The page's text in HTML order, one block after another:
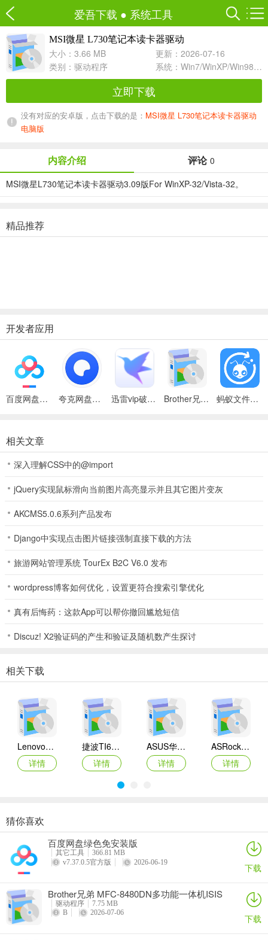
爱吾下载 ● 系统工具
MSI微星 L730笔记本读卡器驱动
3.09 For WinXP-32/Vista-32
大小：3.66 MB
更新：2026-07-16
类别： 驱动程序 系统：Win7/WinXP/Win98/Win8/Win10兼容软件
立即下载
没有对应的安卓版，点击下载的是： MSI微星 L730笔记本读卡器驱动
电脑版
内容介绍 评论 0
MSI微星L730笔记本读卡器驱动3.09版For WinXP-32/Vista-32。
精品推荐
开发者应用
百度网盘绿色免安装Pc电脑版 夸克网盘官方正式版 迅雷vip破解版永久会员2024版 Brother兄弟 MFC-8480DN多功能一体机ISIS驱动 蚂蚁文件（数据恢复大师）
相关文章
深入理解CSS中的@import
jQuery实现鼠标滑向当前图片高亮显示并且其它图片变灰
AKCMS5.0.6系列产品发布
Django中实现点击图片链接强制直接下载的方法
旅游网站管理系统 TourEx B2C V6.0 发布
wordpress博客如何优化，设置更符合搜索引擎优化
真有后悔药：这款App可以帮你撤回尴尬短信
Discuz! X2验证码的产生和验证及随机数产生探讨
相关下载
Lenovo联想 Ideapad Z465/Z565系列笔记本 声卡驱动
详情
捷波TI61AG-A主板BIOS
详情
ASUS华硕F1A55-M LX3 R2.0主板BIOS
详情
ASRock华擎IMB-A160主板BIOS
详情
奥睿科PAS3062-2E/PAS3062-2S/PAS3064-2S2E系列扩展卡驱动
详情
Canon佳能 PowerShot A310 WIA驱动
详情
AMD Mobility Radeon HD 2000/HD 3000/HD 4000/HD 5000系列移动显卡催化剂驱动
映泰Hi-Fi H77S 5.x主板BIOS
猜你喜欢
百度网盘绿色免安装版
其它工具
366.81 MB
v7.37.0.5官方版
2026-06-19 下载
Brother兄弟 MFC-8480DN多功能一体机ISIS
驱动
驱动程序
7.75 MB
B
2026-07-06 下载